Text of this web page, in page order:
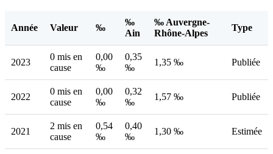
Année Valeur ‰
‰
Ain
‰ Auvergne-
Rhône-Alpes
Type
2023
0 mis en
cause
0,00
‰
0,35
‰
1,35 ‰ Publiée
2022
0 mis en
cause
0,00
‰
0,32
‰
1,57 ‰ Publiée
2021
2 mis en
cause
0,54
‰
0,40
‰
1,30 ‰ Estimée